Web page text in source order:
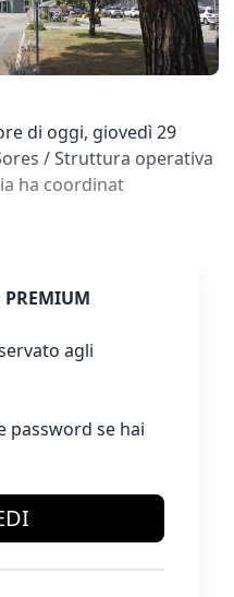
di oggi, giovedì 29
/ Struttura operativa
ha coordinat
PREMIUM
agli
password se hai